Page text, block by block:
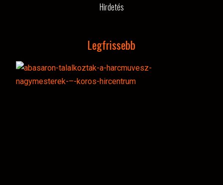
Hirdetés
Legfrissebb